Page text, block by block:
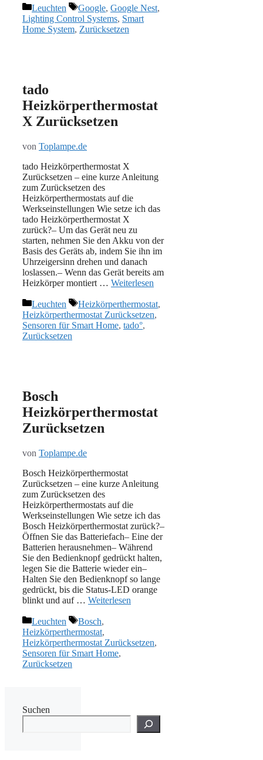
Kategorien
Leuchten Schlagwörter
Google, Google Nest,
Lighting Control Systems, Smart
Home System, Zurücksetzen
tado
Heizkörperthermostat
X Zurücksetzen
von Toplampe.de
tado Heizkörperthermostat X
Zurücksetzen – eine kurze Anleitung
zum Zurücksetzen des
Heizkörperthermostats auf die
Werkseinstellungen Wie setze ich das
tado Heizkörperthermostat X
zurück?– Um das Gerät neu zu
starten, nehmen Sie den Akku von der
Basis des Geräts ab, indem Sie ihn im
Uhrzeigersinn drehen und danach
loslassen.– Wenn das Gerät bereits am
Heizkörper montiert … Weiterlesen
Kategorien
Leuchten Schlagwörter
Heizkörperthermostat,
Heizkörperthermostat Zurücksetzen,
Sensoren für Smart Home, tado°,
Zurücksetzen
Bosch
Heizkörperthermostat
Zurücksetzen
von Toplampe.de
Bosch Heizkörperthermostat
Zurücksetzen – eine kurze Anleitung
zum Zurücksetzen des
Heizkörperthermostats auf die
Werkseinstellungen Wie setze ich das
Bosch Heizkörperthermostat zurück?–
Öffnen Sie das Batteriefach– Eine der
Batterien herausnehmen– Während
Sie den Bedienknopf gedrückt halten,
legen Sie die Batterie wieder ein–
Halten Sie den Bedienknopf so lange
gedrückt, bis die Status-LED orange
blinkt und auf … Weiterlesen
Kategorien
Leuchten Schlagwörter
Bosch,
Heizkörperthermostat,
Heizkörperthermostat Zurücksetzen,
Sensoren für Smart Home,
Zurücksetzen
Suchen